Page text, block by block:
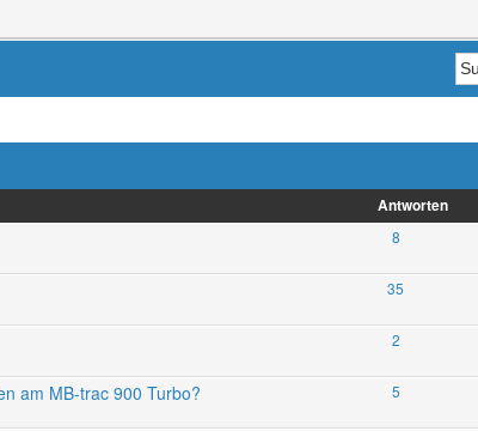
Antworten
8
35
2
am MB-trac 900 Turbo? 5